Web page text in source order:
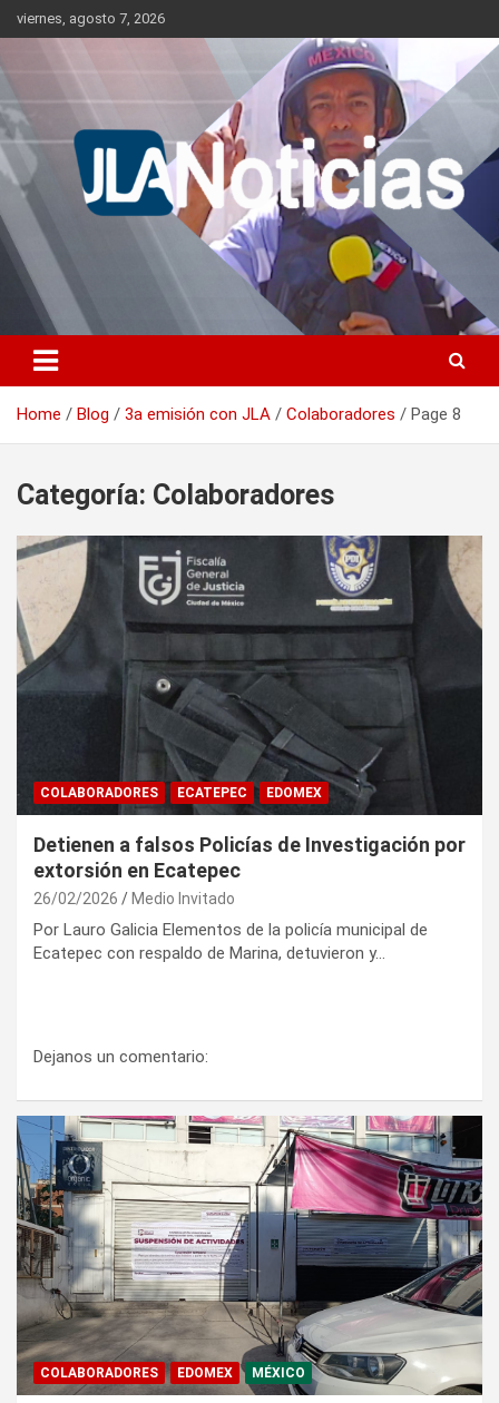
Skip
to
viernes, agosto 7, 2026
Jlanoticias
Información relevante en tiempo real.
Home Blog 3a emisión con JLA Colaboradores Page 8
Categoría: Colaboradores
COLABORADORES ECATEPEC EDOMEX
Detienen a falsos Policías de Investigación por
extorsión en Ecatepec
26/02/2026 Medio Invitado
Por Lauro Galicia Elementos de la policía municipal de
Ecatepec con respaldo de Marina, detuvieron y…
Dejanos un comentario:
COLABORADORES EDOMEX MÉXICO